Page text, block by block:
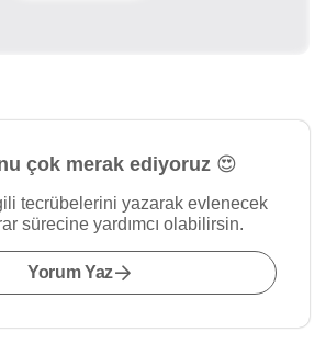
çok merak ediyoruz 😍
tecrübelerini yazarak evlenecek
sürecine yardımcı olabilirsin.
Yorum Yaz